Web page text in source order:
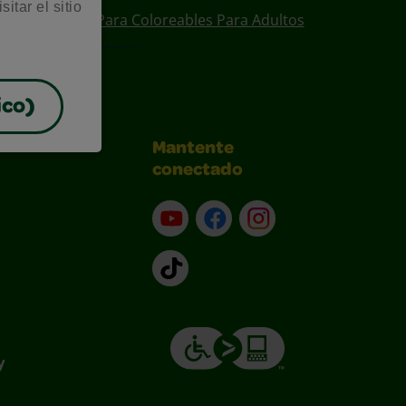
el sitio
Diseños Para Coloreables Para Adultos
Mantente
conectado
YouTube (en inglés)
Facebook (en inglés)
Instagram (en
TikTok